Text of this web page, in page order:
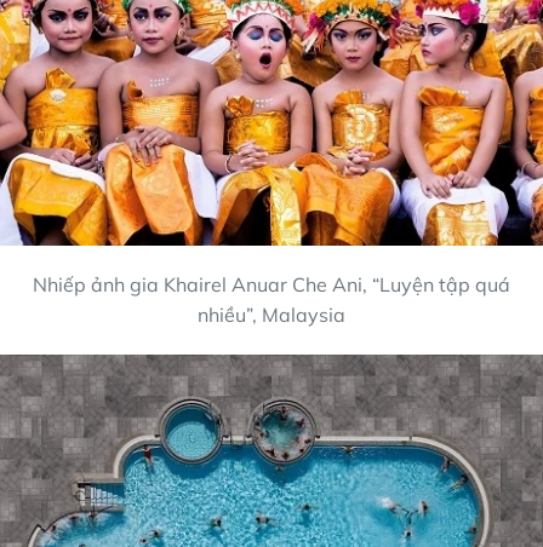
Nhiếp ảnh gia Khairel Anuar Che Ani, “Luyện tập quá
nhiều”, Malaysia